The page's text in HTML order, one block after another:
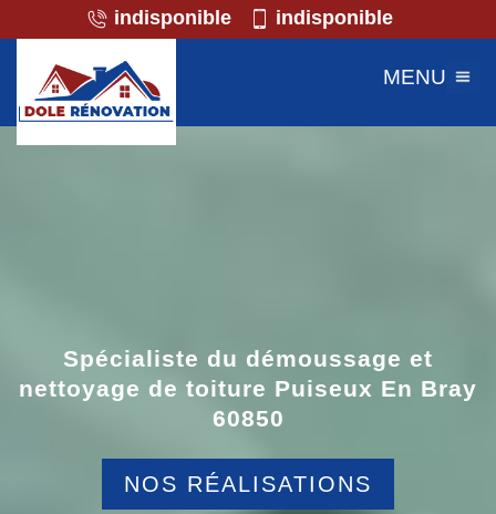
indisponible indisponible
MENU
Spécialiste du démoussage et
nettoyage de toiture Puiseux En Bray
60850
NOS RÉALISATIONS